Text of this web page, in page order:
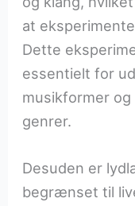
at
Dette
essentielt for
musikformer
genrer.
Desuden er
begrænset til